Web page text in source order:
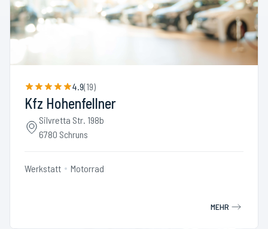
4.9(19)
Kfz Hohenfellner
Silvretta Str. 198b
6780 Schruns
Werkstatt Motorrad
MEHR